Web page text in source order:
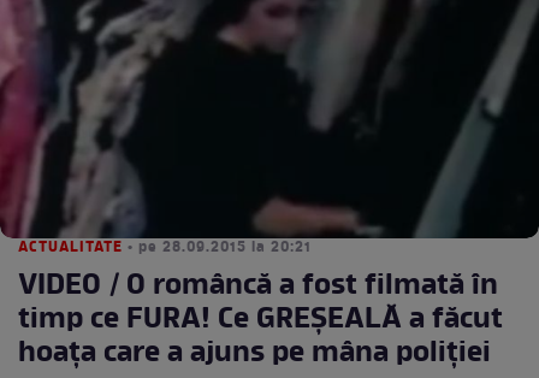
ACTUALITATE • pe 28.09.2015 la 20:21
VIDEO / O româncă a fost filmată în
timp ce FURA! Ce GREŞEALĂ a făcut
hoaţa care a ajuns pe mâna poliţiei